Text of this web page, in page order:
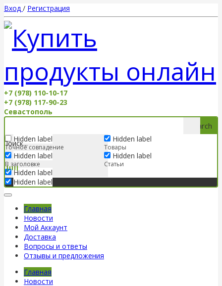
Вход / Регистрация
+7 (978) 110-10-17
+7 (978) 117-90-23
Севастополь
Search
Hidden label
Точное совпадение
Hidden label
В заголовке
Hidden label
Hidden label
Hidden label
Товары
Hidden label
Статьи
Главная
Новости
Мой Аккаунт
Доставка
Вопросы и ответы
Отзывы и предложения
Главная
Новости